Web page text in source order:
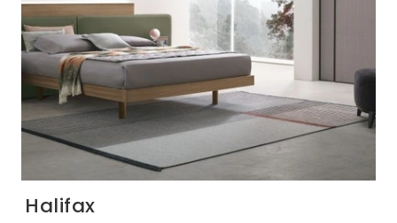
Halifax